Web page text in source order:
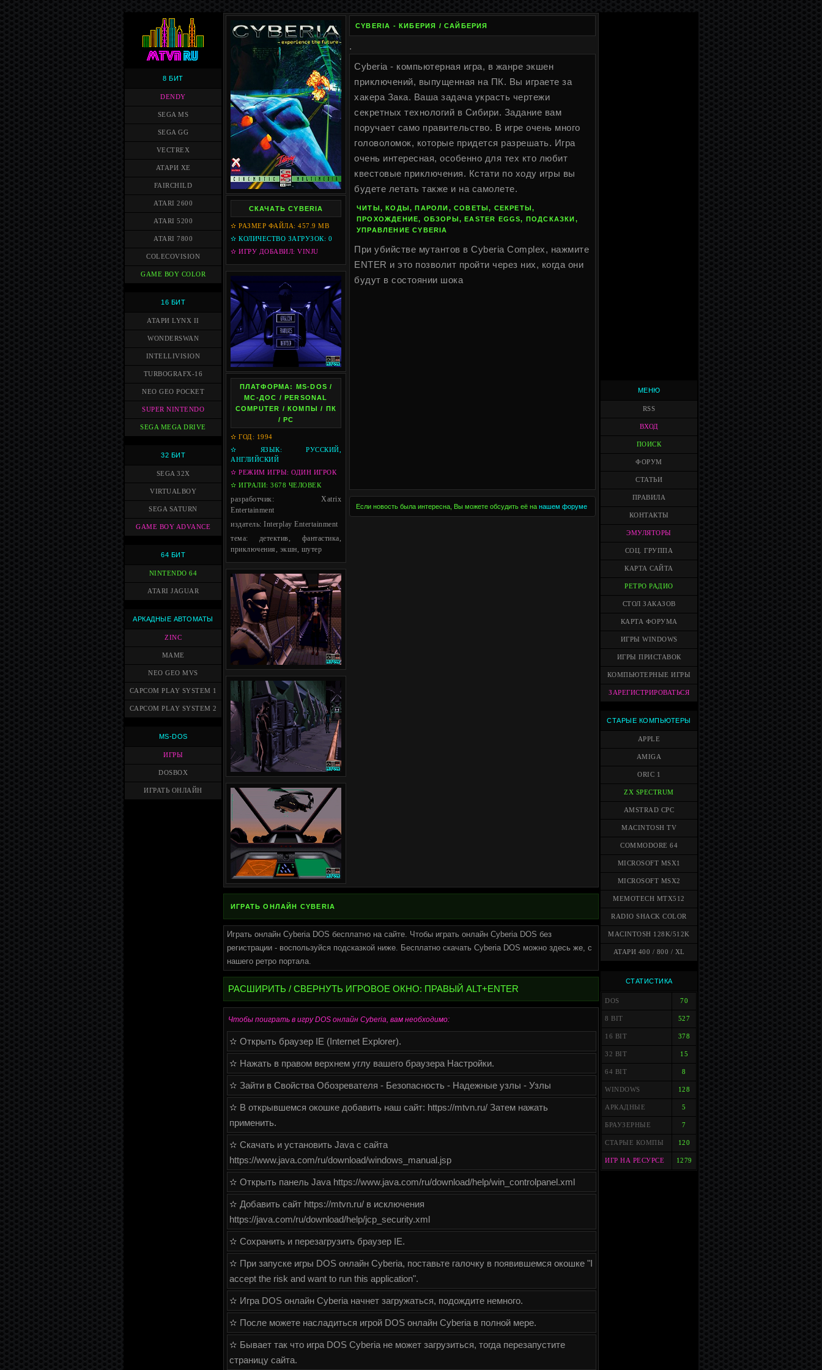
8 БИТ
DENDY
SEGA MS
SEGA GG
VECTREX
АТАРИ XE
FAIRCHILD
ATARI 2600
ATARI 5200
ATARI 7800
COLECOVISION
GAME BOY COLOR
16 БИТ
АТАРИ LYNX II
WONDERSWAN
INTELLIVISION
TURBOGRAFX-16
NEO GEO POCKET
SUPER NINTENDO
SEGA MEGA DRIVE
32 БИТ
SEGA 32X
VIRTUALBOY
SEGA SATURN
GAME BOY ADVANCE
64 БИТ
NINTENDO 64
ATARI JAGUAR
АРКАДНЫЕ АВТОМАТЫ
ZINC
MAME
NEO GEO MVS
CAPCOM PLAY SYSTEM 1
CAPCOM PLAY SYSTEM 2
MS-DOS
ИГРЫ
DOSBOX
ИГРАТЬ ОНЛАЙН
СКАЧАТЬ CYBERIA
✫ РАЗМЕР ФАЙЛА: 457.9 MB
✫ КОЛИЧЕСТВО ЗАГРУЗОК: 0
✫ ИГРУ ДОБАВИЛ: VINJU
ПЛАТФОРМА: MS-DOS /
МС-ДОС / PERSONAL
COMPUTER / КОМПЫ / ПК
/ PC
✫ ГОД: 1994
✫ ЯЗЫК: РУССКИЙ,
АНГЛИЙСКИЙ
✫ РЕЖИМ ИГРЫ: ОДИН ИГРОК
✫ ИГРАЛИ: 3678 ЧЕЛОВЕК
разработчик: Xatrix
Entertainment
издатель: Interplay Entertainment
тема: детектив, фантастика,
приключения, экшн, шутер
CYBERIA - КИБЕРИЯ / САЙБЕРИЯ
.
Cyberia - компьютерная игра, в жанре экшен
приключений, выпущенная на ПК. Вы играете за
хакера Зака. Ваша задача украсть чертежи
секретных технологий в Сибири. Задание вам
поручает само правительство. В игре очень много
головоломок, которые придется разрешать. Игра
очень интересная, особенно для тех кто любит
квестовые приключения. Кстати по ходу игры вы
будете летать также и на самолете.
ЧИТЫ, КОДЫ, ПАРОЛИ, СОВЕТЫ, СЕКРЕТЫ,
ПРОХОЖДЕНИЕ, ОБЗОРЫ, EASTER EGGS, ПОДСКАЗКИ,
УПРАВЛЕНИЕ CYBERIA
При убийстве мутантов в Cyberia Complex, нажмите
ENTER и это позволит пройти через них, когда они
будут в состоянии шока
Если новость была интересна, Вы можете обсудить её на нашем форуме
ИГРАТЬ ОНЛАЙН CYBERIA
Играть онлайн Cyberia DOS бесплатно на сайте. Чтобы играть онлайн Cyberia DOS без
регистрации - воспользуйся подсказкой ниже. Бесплатно скачать Cyberia DOS можно здесь же, с
нашего ретро портала.
РАСШИРИТЬ / СВЕРНУТЬ ИГРОВОЕ ОКНО: ПРАВЫЙ ALT+ENTER
Чтобы поиграть в игру DOS онлайн Cyberia, вам необходимо:
✫ Открыть браузер IE (Internet Explorer).
✫ Нажать в правом верхнем углу вашего браузера Настройки.
✫ Зайти в Свойства Обозревателя - Безопасность - Надежные узлы - Узлы
✫ В открывшемся окошке добавить наш сайт: https://mtvn.ru/ Затем нажать
применить.
✫ Скачать и установить Java с сайта
https://www.java.com/ru/download/windows_manual.jsp
✫ Открыть панель Java https://www.java.com/ru/download/help/win_controlpanel.xml
✫ Добавить сайт https://mtvn.ru/ в исключения
https://java.com/ru/download/help/jcp_security.xml
✫ Сохранить и перезагрузить браузер IE.
✫ При запуске игры DOS онлайн Cyberia, поставьте галочку в появившемся окошке "I
accept the risk and want to run this application".
✫ Игра DOS онлайн Cyberia начнет загружаться, подождите немного.
✫ После можете насладиться игрой DOS онлайн Cyberia в полной мере.
✫ Бывает так что игра DOS Cyberia не может загрузиться, тогда перезапустите
страницу сайта.
МЕНЮ
RSS
ВХОД
ПОИСК
ФОРУМ
СТАТЬИ
ПРАВИЛА
КОНТАКТЫ
ЭМУЛЯТОРЫ
СОЦ. ГРУППА
КАРТА САЙТА
РЕТРО РАДИО
СТОЛ ЗАКАЗОВ
КАРТА ФОРУМА
ИГРЫ WINDOWS
ИГРЫ ПРИСТАВОК
КОМПЬЮТЕРНЫЕ ИГРЫ
ЗАРЕГИСТРИРОВАТЬСЯ
СТАРЫЕ КОМПЬЮТЕРЫ
APPLE
AMIGA
ORIC 1
ZX SPECTRUM
AMSTRAD CPC
MACINTOSH TV
COMMODORE 64
MICROSOFT MSX1
MICROSOFT MSX2
MEMOTECH MTX512
RADIO SHACK COLOR
MACINTOSH 128K/512K
АТАРИ 400 / 800 / XL
СТАТИСТИКА
DOS 70
8 BIT 527
16 BIT 378
32 BIT 15
64 BIT 8
WINDOWS 128
АРКАДНЫЕ 5
БРАУЗЕРНЫЕ 7
СТАРЫЕ КОМПЫ 120
ИГР НА РЕСУРСЕ 1279